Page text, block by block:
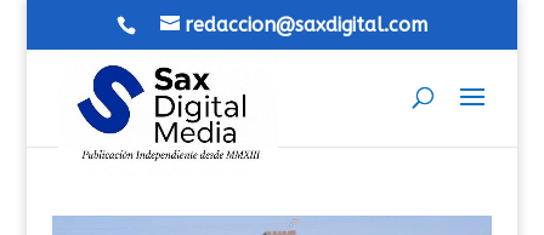
redaccion@saxdigital.com